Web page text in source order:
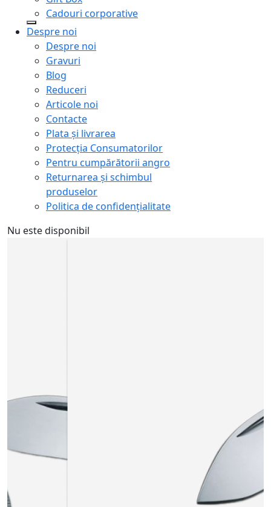
Cadouri corporative
Despre noi
Despre noi
Gravuri
Blog
Reduceri
Articole noi
Contacte
Plata și livrarea
Protecţia Consumatorilor
Pentru cumpărătorii angro
Returnarea și schimbul
produselor
Politica de confidențialitate
Nu este disponibil